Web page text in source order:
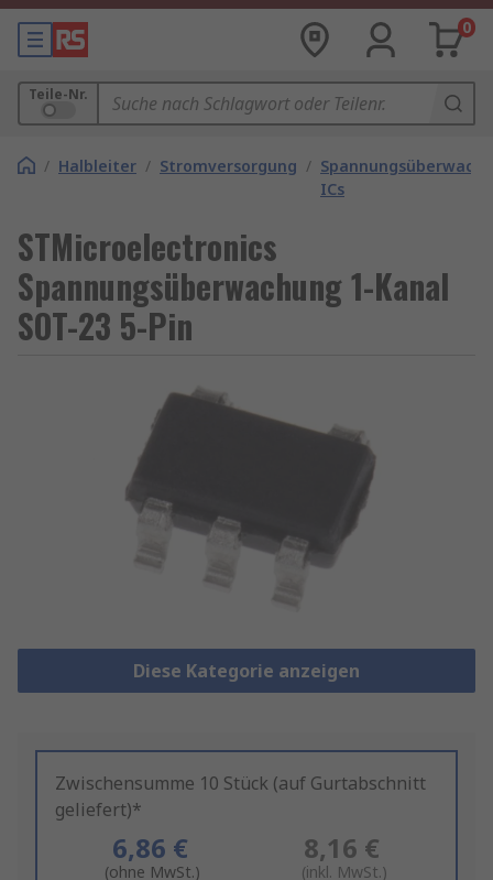
0
Teile-Nr.
/ Halbleiter / Stromversorgung /
ICs
STMicroelectronics
Spannungsüberwachung 1-Kanal
SOT-23 5-Pin
Diese Kategorie anzeigen
Zwischensumme 10 Stück (auf Gurtabschnitt
geliefert)*
6,86 €
(ohne MwSt.)
8,16 €
(inkl. MwSt.)